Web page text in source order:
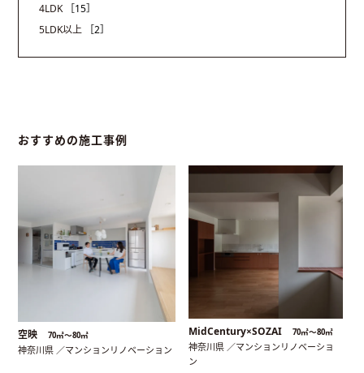
4LDK
［15］
5LDK以上
［2］
おすすめの施工事例
空映 70㎡〜80㎡
神奈川県 ／マンションリノベーション
MidCentury×SOZAI 70㎡〜80㎡
神奈川県 ／マンションリノベーショ
ン